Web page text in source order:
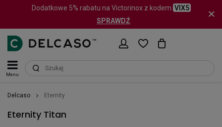
Dodatkowe 5% rabatu na Victorinox z kodem VIX5
SPRAWDŹ
Menu
Delcaso Eternity
Eternity Titan